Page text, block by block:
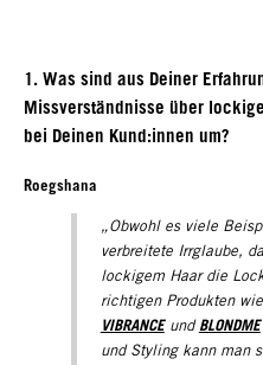
1. Was sind aus Deiner
Missverständnisse über
bei Deinen Kund:innen um?
Roegshana
„Obwohl es viele
verbreitete Irrglaube,
lockigem Haar die
richtigen Produkten wie
VIBRANCEund BLONDME
und Styling kann man